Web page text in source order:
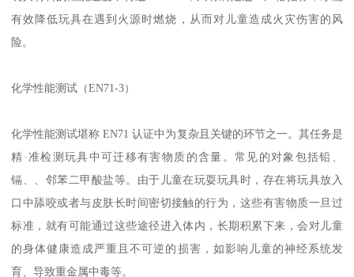
有效降低玩具在遇到火源时燃烧，从而对儿童造成火灾伤害的风
险。
化学性能测试（EN71-3）
化学性能测试堪称 EN71 认证中为复杂且关键的环节之一。其任务是
精·准检测玩具中可迁移有害物质的含量。常见的对象包括铅、
镉、、邻苯二甲酸盐等。由于儿童在玩耍玩具时，存在将玩具放入
口中舔咬或者与皮肤长时间密切接触的行为，这些有害物质一旦过
标准，就有可能通过这些途径进入体内，长期积累下来，会对儿童
的身体健康造成严重且不可逆的损害，如影响儿童的神经系统发
育、导致重金属中毒等。